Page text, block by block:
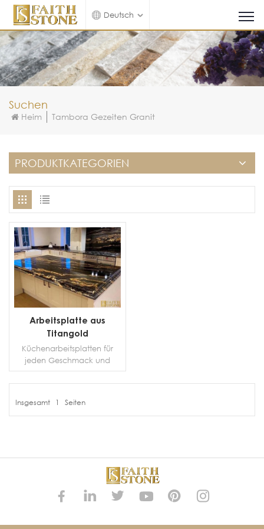
Deutsch
Suchen
Heim Tambora Gezeiten Granit
PRODUKTKATEGORIEN
Arbeitsplatte aus
Titangold
Küchenarbeitsplatten für
jeden Geschmack und
Geldbeutel. Unsere
Küchenarbeitsplatten sind in
erhältlich, darunter Quarz,
Quarzit, Granit und Marmor
Küchenarbeitsplatten . Diese
können individuell an Ihr
spezifisches Küchenlayout
vorgefertigten und
MEHR DETAILS
Insgesamt 1 Seiten